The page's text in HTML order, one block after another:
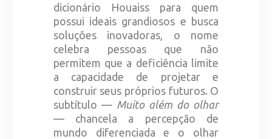
dicionário Houaiss para quem
possui ideais grandiosos e busca
soluções inovadoras, o nome
celebra pessoas que não
permitem que a deficiência limite
a capacidade de projetar e
construir seus próprios futuros. O
subtítulo — Muito além do olhar
— chancela a percepção de
mundo diferenciada e o olhar